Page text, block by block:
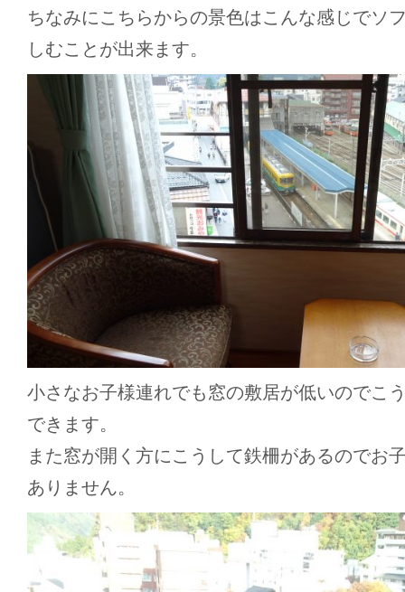
ちなみにこちらからの景色はこんな感じでソ
しむことが出来ます。
小さなお子様連れでも窓の敷居が低いのでこ
できます。
また窓が開く方にこうして鉄柵があるのでお
ありません。